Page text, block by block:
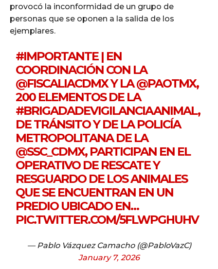
provocó la inconformidad de un grupo de
personas que se oponen a la salida de los
ejemplares.
#IMPORTANTE| EN
COORDINACIÓN CON LA
@FISCALIACDMXY LA@PAOTMX,
200 ELEMENTOS DE LA
#BRIGADADEVIGILANCIAANIMAL,
DE TRÁNSITO Y DE LA POLICÍA
METROPOLITANA DE LA
@SSC_CDMX, PARTICIPAN EN EL
OPERATIVO DE RESCATE Y
RESGUARDO DE LOS ANIMALES
QUE SE ENCUENTRAN EN UN
PREDIO UBICADO EN…
PIC.TWITTER.COM/5FLWPGHUHV
— Pablo Vázquez Camacho (@PabloVazC)
January 7, 2026